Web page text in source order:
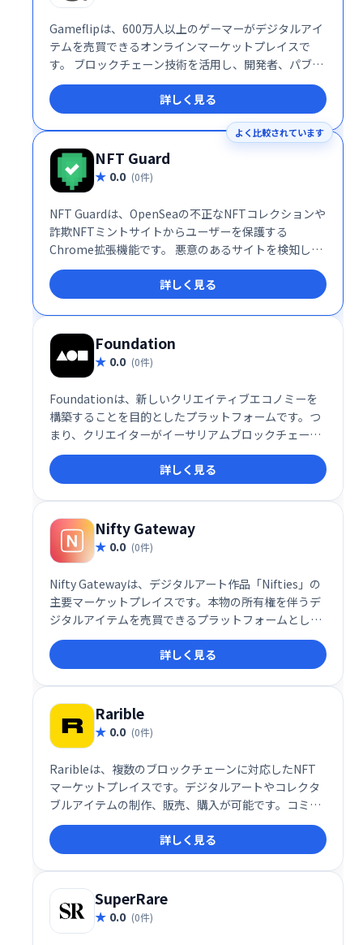
Gameflipは、600万人以上のゲーマーがデジタルアイ
テムを売買できるオンラインマーケットプレイスで
す。 ブロックチェーン技術を活用し、開発者、パブリ
ッシャー、ゲーマーをつなぎ、誰もがブロックチェー
ンベースのゲームにアクセスできるようにします。 安
全で信頼性の高い取引環境を提供し、幅広いゲームア
イテムの売買をサポートします。
詳しく見る
よく比較されています
NFT Guard
0.0 (0件)
NFT Guardは、OpenSeaの不正なNFTコレクションや
詐欺NFTミントサイトからユーザーを保護する
Chrome拡張機能です。 悪意のあるサイトを検知し、
ウォレットやコインの盗難を防ぎます。安全にNFT取
引を行うための必須ツールとして、安心してご利用い
ただけます。
詳しく見る
Foundation
0.0 (0件)
Foundationは、新しいクリエイティブエコノミーを
構築することを目的としたプラットフォームです。つ
まり、クリエイターがイーサリアムブロックチェーン
を使用して、まったく新しい方法で作品を評価し、サ
ポーターとのより強いつながりを築くことができる世
界です。
詳しく見る
Nifty Gateway
0.0 (0件)
Nifty Gatewayは、デジタルアート作品「Nifties」の
主要マーケットプレイスです。本物の所有権を伴うデ
ジタルアイテムを売買できるプラットフォームとし
て、コレクターやアーティストに最適な環境を提供し
ます。唯一無二のデジタルアート作品を探したり、自
身の作品を発表したりするのに最適な場所です。
詳しく見る
Rarible
0.0 (0件)
Raribleは、複数のブロックチェーンに対応したNFT
マーケットプレイスです。デジタルアートやコレクタ
ブルアイテムの制作、販売、購入が可能です。コミュ
ニティ主導型のプラットフォームとして、クリエイタ
ーとコレクターを繋ぎ、活気あるNFTエコシステムを
提供します。
詳しく見る
SuperRare
0.0 (0件)